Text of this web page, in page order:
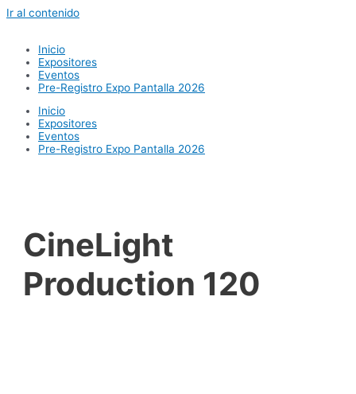
Ir al contenido
Inicio
Expositores
Eventos
Pre-Registro Expo Pantalla 2026
Inicio
Expositores
Eventos
Pre-Registro Expo Pantalla 2026
CineLight
Production 120